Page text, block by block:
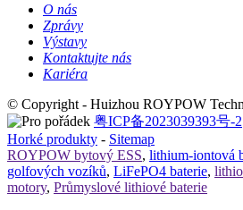
O nás
Zprávy
Výstavy
Kontaktujte nás
Kariéra
© Copyright - Huizhou ROYPOW
粤ICP备2023039393号-2
Horké produkty - Sitemap
ROYPOW bytový ESS, lithium-iontová
golfových vozíků, LiFePO4 baterie,
motory, Průmyslové lithiové baterie